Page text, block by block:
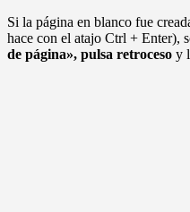
Si la página en blanco fue
hace con el atajo Ctrl + Enter),
de página», pulsa retroceso y